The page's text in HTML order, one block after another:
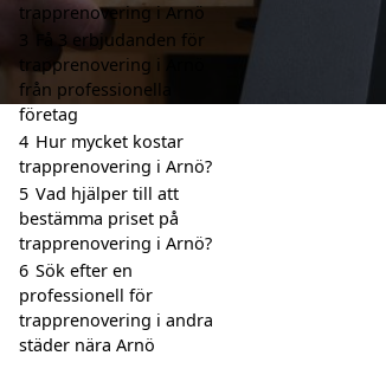
trapprenovering i Arnö
3
Få 3 erbjudanden för
trapprenovering i Arnö
från professionella
företag
4 Hur mycket kostar
trapprenovering i Arnö?
5 Vad hjälper till att
bestämma priset på
trapprenovering i Arnö?
6 Sök efter en
professionell för
trapprenovering i andra
städer nära Arnö